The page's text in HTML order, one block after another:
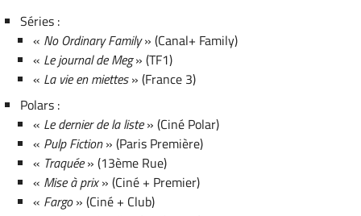
Séries :
« No Ordinary Family» (Canal+ Family)
« Le journal de Meg» (TF1)
« La vie en miettes» (France 3)
Polars :
« Le dernier de la liste» (Ciné Polar)
« Pulp Fiction» (Paris Première)
« Traquée» (13ème Rue)
« Mise à prix» (Ciné + Premier)
« Fargo» (Ciné + Club)